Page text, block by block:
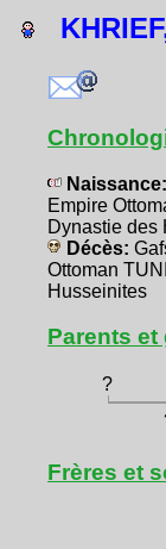
Naissance:
Empire
Dynastie des
Décès:
Ottoman
Husseinites
Parents et
?
Frères et